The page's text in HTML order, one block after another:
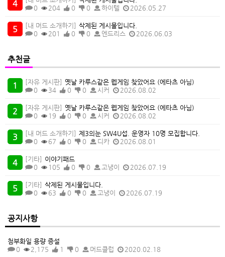
0
204 0 0 하이텔 2026.05.27
[내 머드 소개하기] 삭제된 게시물입니다.
0
201 0 0 엔드리스 2026.06.03
추천글
[자유 게시판] 옛날 카루스같은 웹게임 찾았어요 (에타츠 아님)
0
34 0 0 시커 2026.08.02
[자유 게시판] 옛날 카루스같은 웹게임 찾았어요 (에타츠 아님)
0
19 0 0 시커 2026.08.02
[내 머드 소개하기] 제3의눈 SW4U섭. 운영자 10명 모집합니다.
0
67 0 0 디카 2026.08.01
[기타] 이야기패드
0
105 0 0 고냉이 2026.07.19
[기타] 삭제된 게시물입니다.
0
63 0 0 고냉이 2026.07.19
공지사항
첨부화일 용량 증설
0
2,175 1 0 머드클럽 2020.02.18